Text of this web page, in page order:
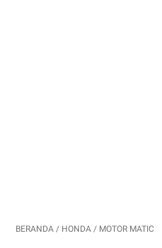
BERANDA / HONDA / MOTOR MATIC